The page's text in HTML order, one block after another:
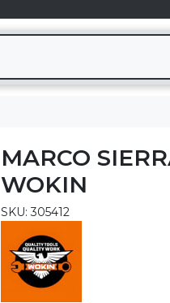
MARCO
WOKIN
SKU: 305412